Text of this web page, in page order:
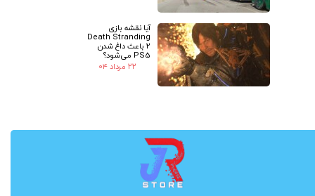
آیا نقشه بازی
Death Stranding
2 باعث داغ شدن
PS5 می‌شود؟
۲۲ مرداد ۰۴